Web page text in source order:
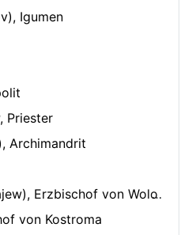
Igumen
Priester
Archimandrit
von Wolokolamsk und Jurjew
von Kostroma